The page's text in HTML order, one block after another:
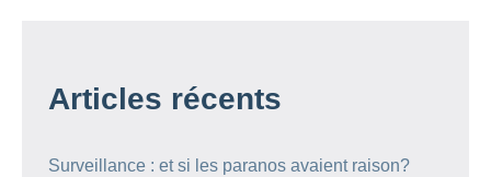
Articles récents
Surveillance : et si les paranos avaient raison?